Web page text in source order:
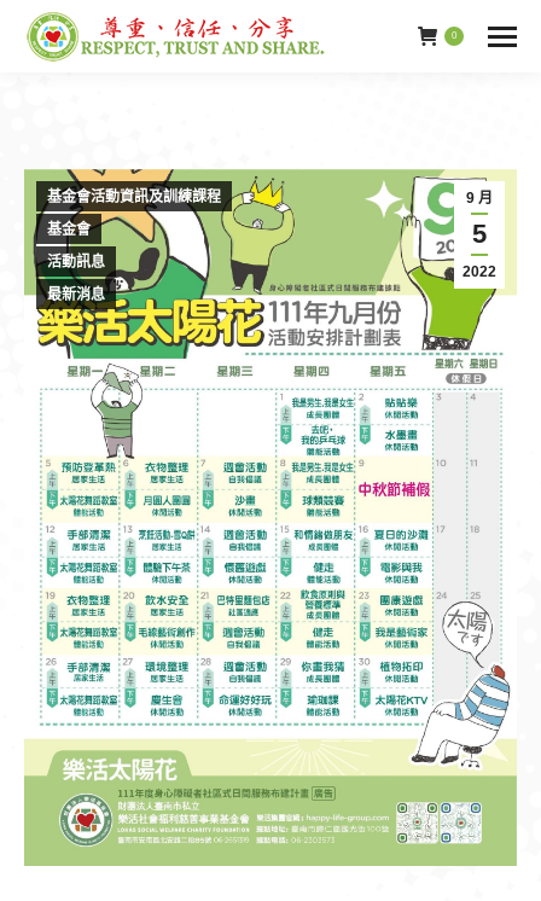
0
9 月
5
2022
基金會活動資訊及訓練課程
基金會
活動訊息
最新消息